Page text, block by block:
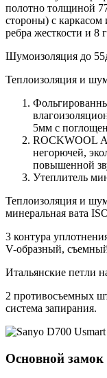
полотно толщиной
стороны) c каркасом
ребра жесткости и 8
Шумоизоляция до
Теплоизоляция и
5мм с
ROCKWOOL
негорючей,
повышенной
Утеплитель
Теплоизоляция и
минеральная вата
3 контура
V-образный,
Итальянские петли
2 противосъемных
система запирания.
Основной замок